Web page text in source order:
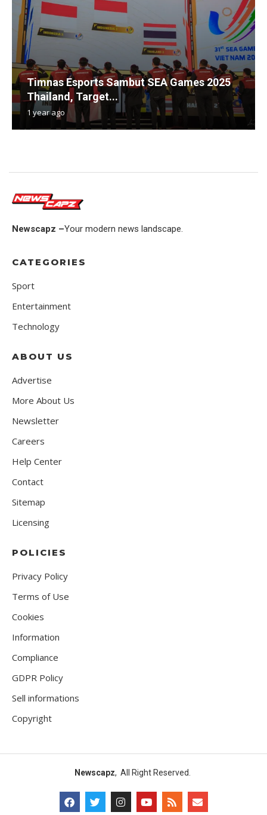
Timnas Esports Sambut SEA Games 2025
Thailand, Target...
1 year ago
Newscapz –Your modern news landscape.
CATEGORIES
Sport
Entertainment
Technology
ABOUT US
Advertise
More About Us
Newsletter
Careers
Help Center
Contact
Sitemap
Licensing
POLICIES
Privacy Policy
Terms of Use
Cookies
Information
Compliance
GDPR Policy
Sell informations
Copyright
Newscapz, All Right Reserved.